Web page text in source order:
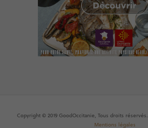
Copyright © 2019 GoodOccitanie, Tous droits réservés.
Mentions légales